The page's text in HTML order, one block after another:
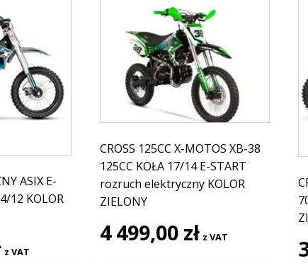
ASIX E-
12 KOLOR
z VAT
CROSS 125CC X-MOTOS XB-38
125CC KOŁA 17/14 E-START
rozruch elektryczny KOLOR
ZIELONY
4 499,00 zł z VAT